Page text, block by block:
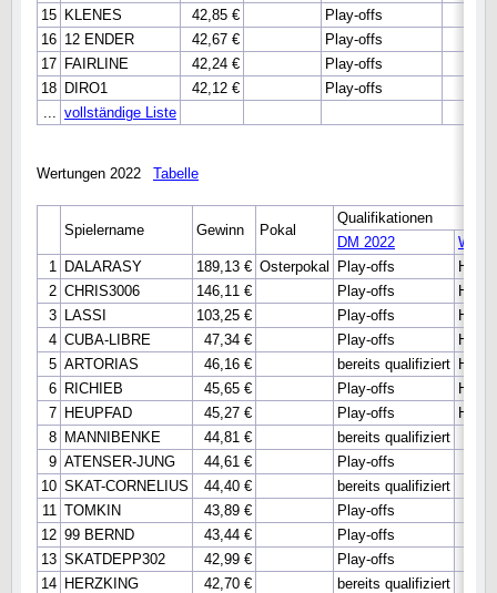
15 KLENES 42,85 €
Play-offs
16 12 ENDER 42,67 €
Play-offs
17 FAIRLINE 42,24 €
Play-offs
18 DIRO1 42,12 €
Play-offs
... vollständige Liste
Wertungen 2022 Tabelle
Spielername Gewinn Pokal
Qualifikationen
DM 2022
WM
1 DALARASY 189,13 € Osterpokal Play-offs
2 CHRIS3006 146,11 € Play-offs
3 LASSI 103,25 € Play-offs
4 CUBA-LIBRE 47,34 € Play-offs
5 ARTORIAS 46,16 € bereits qualifiziert
6 RICHIEB 45,65 € Play-offs
7 HEUPFAD 45,27 € Play-offs
8 MANNIBENKE 44,81 €
bereits qualifiziert
9 ATENSER-JUNG 44,61 €
Play-offs
10 SKAT-CORNELIUS 44,40 €
bereits qualifiziert
11 TOMKIN 43,89 €
Play-offs
12 99 BERND 43,44 €
Play-offs
13 SKATDEPP302 42,99 €
Play-offs
14 HERZKING 42,70 €
bereits qualifiziert